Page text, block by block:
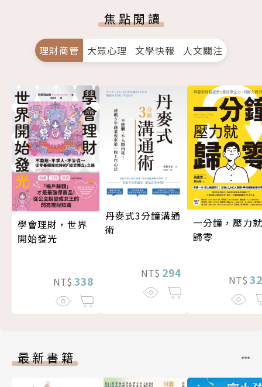
焦點閱讀
理財商管 大眾心理 文學快報 人文關注
學會理財，世界
開始發光
NT$ 338
丹麥式3分鐘溝通
術
NT$ 294
一分鐘，壓力就
歸零
NT$
最新書籍